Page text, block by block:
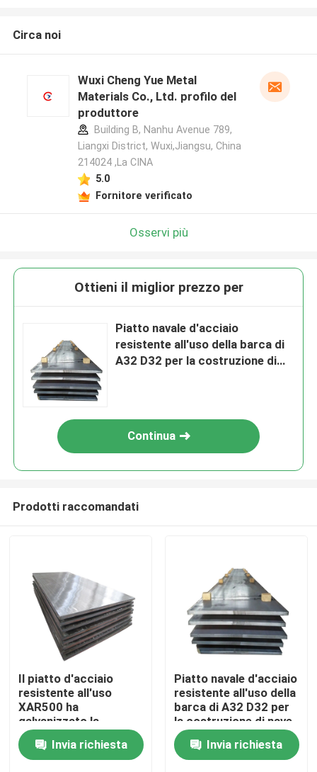
Casa
Prodotti
Video
Circa noi
Wuxi Cheng Yue Metal
Materials Co., Ltd. profilo del
produttore
Building B, Nanhu Avenue 789,
Liangxi District, Wuxi,Jiangsu, China
214024 ,La CINA
5.0
Fornitore verificato
Osservi più
Ottieni il miglior prezzo per
Piatto navale d'acciaio
resistente all'uso della barca di
A32 D32 per la costruzione di
Continua
Prodotti raccomandati
Il piatto d'acciaio
resistente all'uso
XAR500 ha
galvanizzato la
prestazione costata
0.6m Invia richiesta
Piatto navale d'acciaio
resistente all'uso della
barca di A32 D32 per
la costruzione di nave
2500mm
Invia richiesta